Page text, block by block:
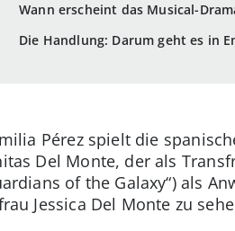
Wann erscheint das Musical-
Die Handlung: Darum geht es in
Pérez spielt die
Del Monte, der als
of the Galaxy“) als
Jessica Del Monte zu